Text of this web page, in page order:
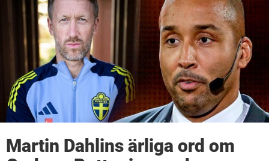
Martin Dahlins ärliga ord om